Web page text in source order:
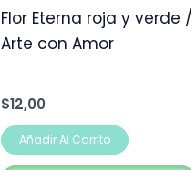
Flor Eterna roja y verde /
Arte con Amor
$12,00
Añadir Al Carrito